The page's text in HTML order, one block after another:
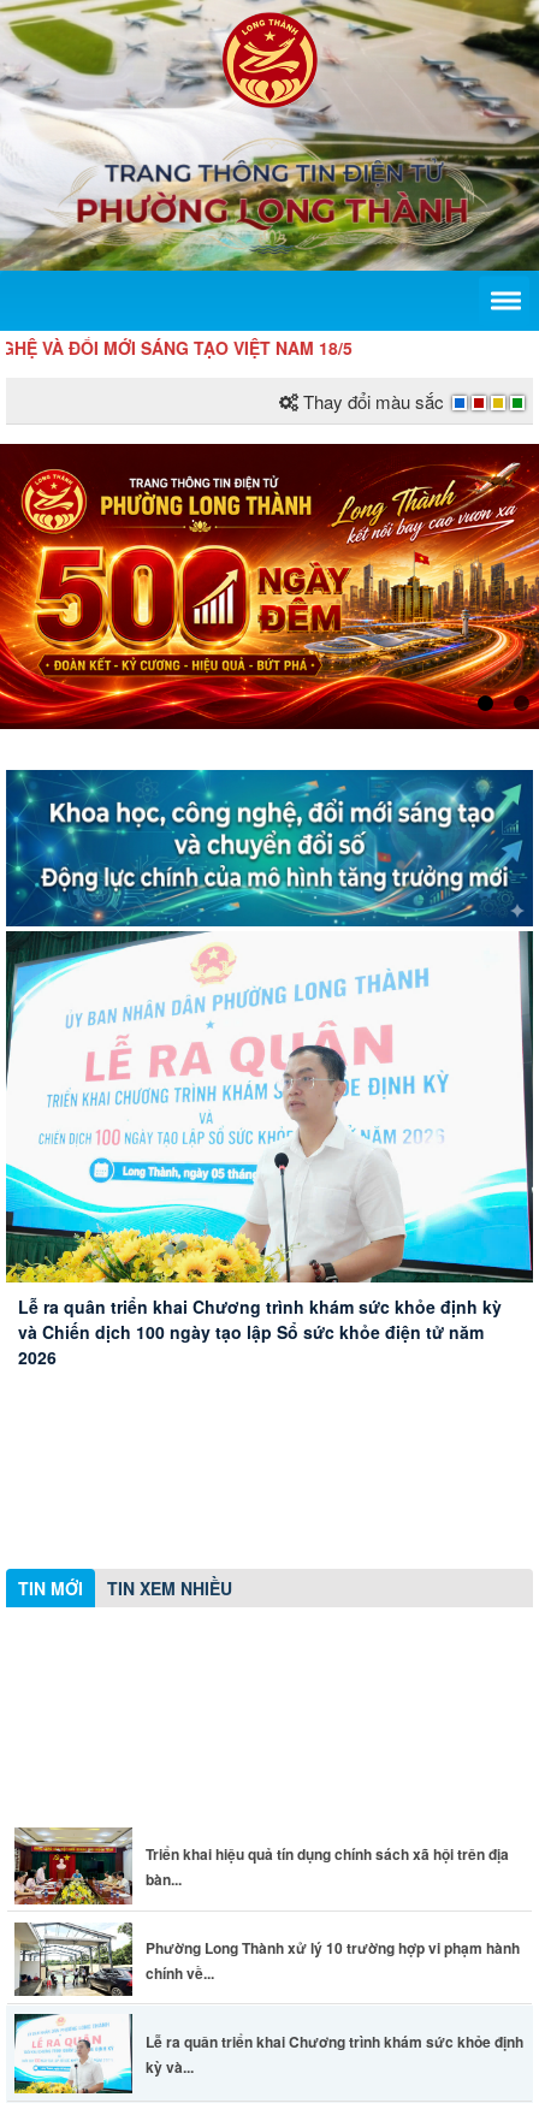
ĐỔI MỚI SÁNG TẠO VIỆT NAM 18/5
Thay đổi màu sắc
TIN MỚI TIN XEM NHIỀU
Triển khai hiệu quả tín dụng chính sách xã hội trên địa bàn
phường Long Thành
Phường Long Thành xử lý 10 trường hợp vi phạm hành
chính về trật tự xây dựng
Lễ ra quân triển khai Chương trình khám sức khỏe định kỳ
và Chiến dịch 100 ngày tạo lập Sổ sức khỏe điện tử năm
2026
Đoàn công tác HĐND thành phố Huế khảo sát thực tế Sân
bay Long Thành
Triển khai hiệu quả tín dụng chính sách xã hội trên địa
bàn...
Phường Long Thành xử lý 10 trường hợp vi phạm hành
chính về...
Lễ ra quân triển khai Chương trình khám sức khỏe định
kỳ và...